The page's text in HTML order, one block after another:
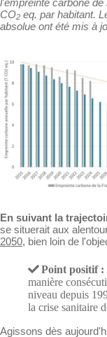
CO2 eq. par habitant.
absolue ont été mis à
En suivant la
se situerait aux
2050, bien loin de
Point positif :
manière
niveau depuis
la crise sanitaire
Agissons dès